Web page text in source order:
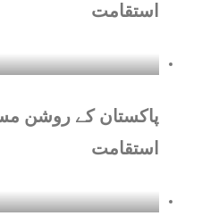
استقامت
پاکستان کے روشن
استقامت